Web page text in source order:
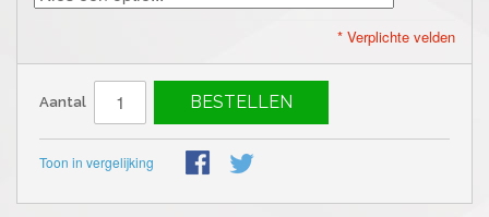
* Verplichte velden
Aantal BESTELLEN
Toon in vergelijking